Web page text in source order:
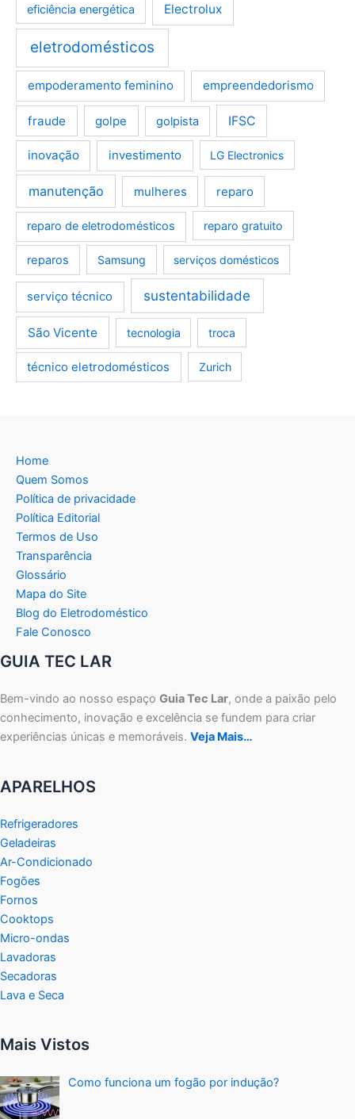
eficiência energética Electrolux
eletrodomésticos
empoderamento feminino empreendedorismo
fraude golpe golpista IFSC
inovação investimento LG Electronics
manutenção mulheres reparo
reparo de eletrodomésticos reparo gratuito
reparos Samsung serviços domésticos
serviço técnico sustentabilidade
São Vicente tecnologia troca
técnico eletrodomésticos Zurich
Home
Quem Somos
Política de privacidade
Política Editorial
Termos de Uso
Transparência
Glossário
Mapa do Site
Blog do Eletrodoméstico
Fale Conosco
GUIA TEC LAR
Bem-vindo ao nosso espaço Guia Tec Lar, onde a paixão pelo
conhecimento, inovação e excelência se fundem para criar
experiências únicas e memoráveis. Veja Mais…
APARELHOS
Refrigeradores
Geladeiras
Ar-Condicionado
Fogões
Fornos
Cooktops
Micro-ondas
Lavadoras
Secadoras
Lava e Seca
Mais Vistos
Como funciona um fogão por indução?